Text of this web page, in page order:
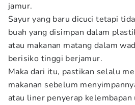
jamur.
Sayur yang baru dicuci tetapi
buah yang disimpan dalam
atau makanan matang dalam
berisiko tinggi berjamur.
Maka dari itu, pastikan selalu
makanan sebelum
atau liner penyerap